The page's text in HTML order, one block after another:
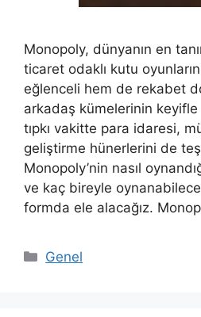
Monopoly, dünyanın en
ticaret odaklı kutu
eğlenceli hem de rekabet
arkadaş kümelerinin keyifle
tıpkı vakitte para idaresi,
geliştirme hünerlerini de
Monopoly’nin nasıl
ve kaç bireyle
formda ele alacağız.
Kategoriler
Genel